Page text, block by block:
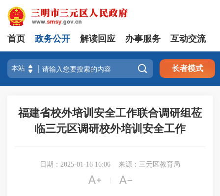
首页 政务公开 解读回应 办事服务 互动交流
 长者模式
福建省校外培训安全工作联合调研组莅
临三元区调研校外培训安全工作
日期：2025-01-16 16:06 来源：三元区教育局
 